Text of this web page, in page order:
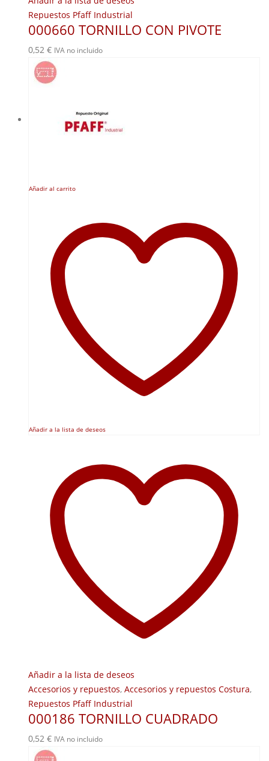
Repuestos Pfaff Industrial
000660 TORNILLO CON PIVOTE
0,52 € IVA no incluido
Añadir al carrito
Añadir a la lista de deseos
Añadir a la lista de deseos
Accesorios y repuestos, Accesorios y repuestos Costura,
Repuestos Pfaff Industrial
000186 TORNILLO CUADRADO
0,52 € IVA no incluido